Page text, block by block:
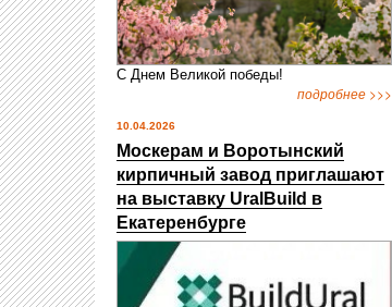
С Днем Великой победы!
подробнее >>>
10.04.2026
Москерам и Воротынский
кирпичный завод приглашают
на выставку UralBuild в
Екатеренбурге